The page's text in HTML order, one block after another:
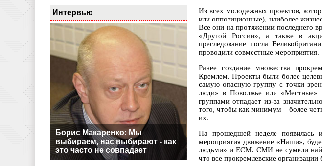
Интервью
Борис Макаренко: Мы
выбираем, нас выбирают - как
это часто не совпадает
Из всех молодежных проектов,
или оппозиционные), наиболее
Все они на протяжении последнего
«Другой России», а также в
преследование посла
проводили совместные мероприятия.
Ранее создание множества
Кремлем. Проекты были более
самую опасную группу с точки
люди» в Поволжье или «Местные»
группами отпадает из-за
того, чтобы как минимум – более
их.
На прошедшей неделе появилась
мероприятия движение «Наши»,
людьми» и ЕСМ. СМИ не сумели
что все прокремлевские